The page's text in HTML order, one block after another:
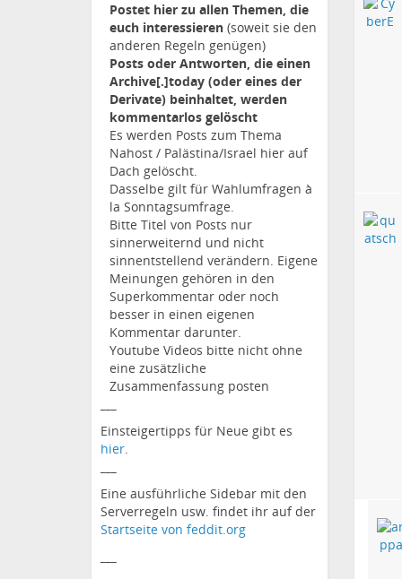
Postet hier zu allen Themen, die
euch interessieren (soweit sie den
anderen Regeln genügen)
Posts oder Antworten, die einen
Archive[.]today (oder eines der
Derivate) beinhaltet, werden
kommentarlos gelöscht
Es werden Posts zum Thema
Nahost / Palästina/Israel hier auf
Dach gelöscht.
Dasselbe gilt für Wahlumfragen à
la Sonntagsumfrage.
Bitte Titel von Posts nur
sinnerweiternd und nicht
sinnentstellend verändern. Eigene
Meinungen gehören in den
Superkommentar oder noch
besser in einen eigenen
Kommentar darunter.
Youtube Videos bitte nicht ohne
eine zusätzliche
Zusammenfassung posten
Einsteigertipps für Neue gibt es
hier.
Eine ausführliche Sidebar mit den
Serverregeln usw. findet ihr auf der
Startseite von feddit.org